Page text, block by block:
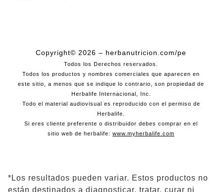
Copyright© 2026 – herbanutricion.com/pe
Todos los Derechos reservados.
Todos los productos y nombres comerciales que aparecen en
este sitio, a menos que se indique lo contrario, son propiedad de
Herbalife Internacional, Inc.
Todo el material audiovisual es reproducido con el permiso de
Herbalife.
Si eres cliente preferente o distribuidor debes comprar en el
sitio web de herbalife: www.myherbalife.com
*Los resultados pueden variar. Estos productos no
están destinados a diagnosticar, tratar, curar ni